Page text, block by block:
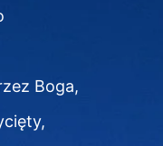
Boga,